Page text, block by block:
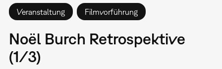
Veranstaltung Filmvorführung
Noël Burch Retrospektive
(1/3)